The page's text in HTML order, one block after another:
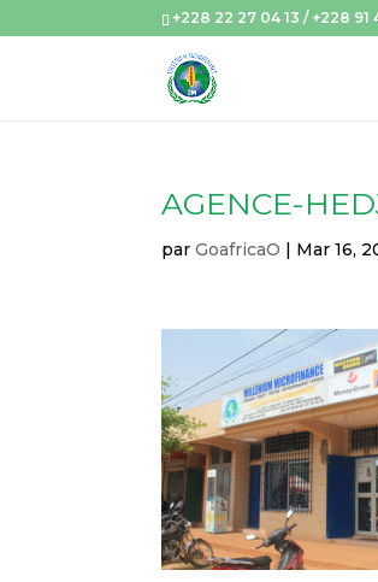
+228 22 27 04 13 / +228 91
AGENCE-
parGoafricaO | Mar 16,